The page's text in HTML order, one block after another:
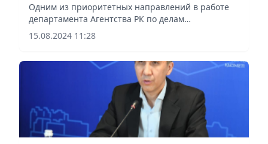
расходы
Одним из приоритетных направлений в работе
департамента Агентства РК по делам
государственной службы по г. Алматы является
защита прав государственных служащих,
15.08.2024 11:28